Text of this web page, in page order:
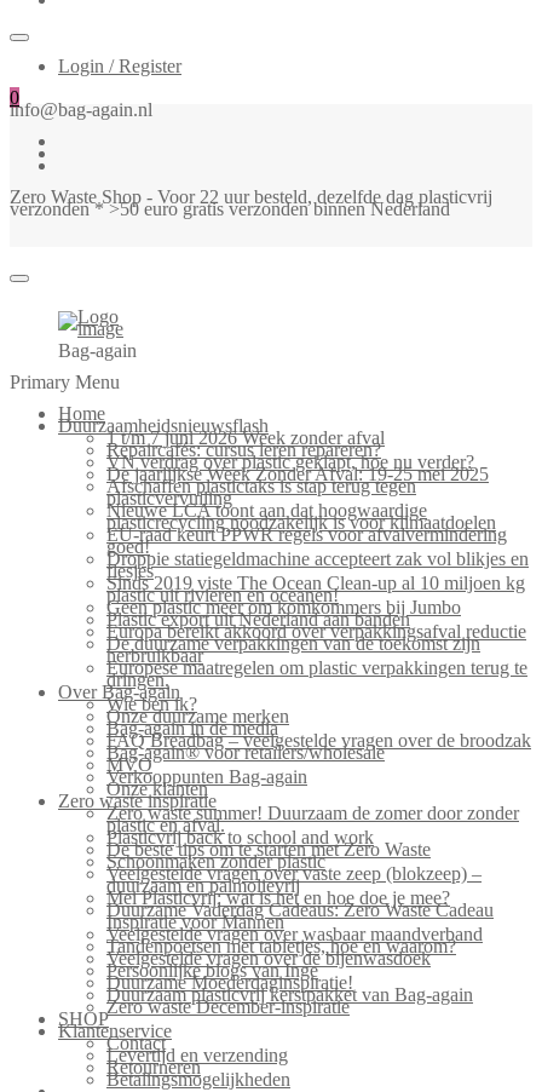
Login / Register
0
info@bag-again.nl
Zero Waste Shop - Voor 22 uur besteld, dezelfde dag plasticvrij
verzonden * >50 euro gratis verzonden binnen Nederland
Bag-again
Primary Menu
Home
Duurzaamheidsnieuwsflash
1 t/m 7 juni 2026 Week zonder afval
Repaircafés: cursus leren repareren?
VN verdrag over plastic geklapt, hoe nu verder?
De jaarlijkse Week Zonder Afval: 19-25 mei 2025
Afschaffen plastictaks is stap terug tegen
plasticvervuiling
Nieuwe LCA toont aan dat hoogwaardige
plasticrecycling noodzakelijk is voor klimaatdoelen
EU-raad keurt PPWR regels voor afvalvermindering
goed!
Droppie statiegeldmachine accepteert zak vol blikjes en
flesjes
Sinds 2019 viste The Ocean Clean-up al 10 miljoen kg
plastic uit rivieren en oceanen!
Geen plastic meer om komkommers bij Jumbo
Plastic export uit Nederland aan banden
Europa bereikt akkoord over verpakkingsafval reductie
De duurzame verpakkingen van de toekomst zijn
herbruikbaar
Europese maatregelen om plastic verpakkingen terug te
dringen.
Over Bag-again
Wie ben ik?
Onze duurzame merken
Bag-again in de media
FAQ Breadbag – veelgestelde vragen over de broodzak
Bag-again® voor retailers/wholesale
MVO
Verkooppunten Bag-again
Onze klanten
Zero waste inspiratie
Zero waste summer! Duurzaam de zomer door zonder
plastic en afval.
Plasticvrij back to school and work
De beste tips om te starten met Zero Waste
Schoonmaken zonder plastic
Veelgestelde vragen over vaste zeep (blokzeep) –
duurzaam en palmolievrij
Mei Plasticvrij: wat is het en hoe doe je mee?
Duurzame Vaderdag Cadeaus: Zero Waste Cadeau
Inspiratie voor Mannen
Veelgestelde vragen over wasbaar maandverband
Tandenpoetsen met tabletjes, hoe en waarom?
Veelgestelde vragen over de bijenwasdoek
Persoonlijke blogs van Inge
Duurzame Moederdaginspiratie!
Duurzaam plasticvrij kerstpakket van Bag-again
Zero waste December-inspiratie
SHOP
Klantenservice
Contact
Levertijd en verzending
Retourneren
Betalingsmogelijkheden